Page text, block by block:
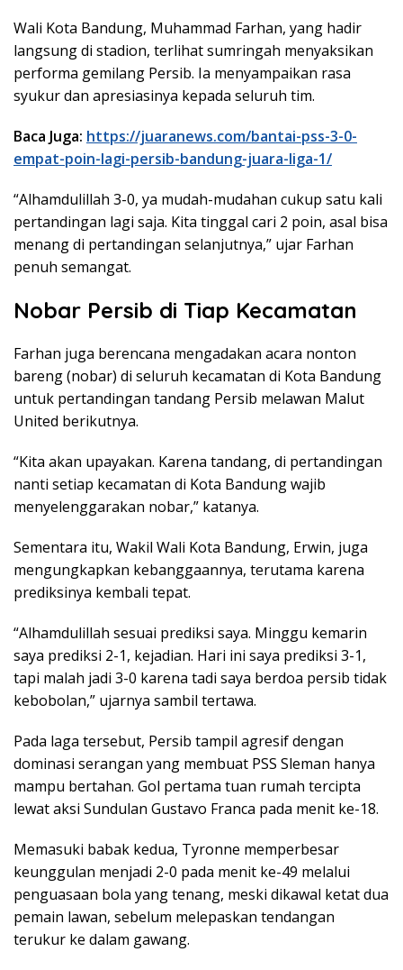
Wali Kota Bandung, Muhammad Farhan, yang hadir
langsung di stadion, terlihat sumringah menyaksikan
performa gemilang Persib. Ia menyampaikan rasa
syukur dan apresiasinya kepada seluruh tim.
Baca Juga: https://juaranews.com/bantai-pss-3-0-
empat-poin-lagi-persib-bandung-juara-liga-1/
“Alhamdulillah 3-0, ya mudah-mudahan cukup satu kali
pertandingan lagi saja. Kita tinggal cari 2 poin, asal bisa
menang di pertandingan selanjutnya,” ujar Farhan
penuh semangat.
Nobar Persib di Tiap Kecamatan
Farhan juga berencana mengadakan acara nonton
bareng (nobar) di seluruh kecamatan di Kota Bandung
untuk pertandingan tandang Persib melawan Malut
United berikutnya.
“Kita akan upayakan. Karena tandang, di pertandingan
nanti setiap kecamatan di Kota Bandung wajib
menyelenggarakan nobar,” katanya.
Sementara itu, Wakil Wali Kota Bandung, Erwin, juga
mengungkapkan kebanggaannya, terutama karena
prediksinya kembali tepat.
“Alhamdulillah sesuai prediksi saya. Minggu kemarin
saya prediksi 2-1, kejadian. Hari ini saya prediksi 3-1,
tapi malah jadi 3-0 karena tadi saya berdoa persib tidak
kebobolan,” ujarnya sambil tertawa.
Pada laga tersebut, Persib tampil agresif dengan
dominasi serangan yang membuat PSS Sleman hanya
mampu bertahan. Gol pertama tuan rumah tercipta
lewat aksi Sundulan Gustavo Franca pada menit ke-18.
Memasuki babak kedua, Tyronne memperbesar
keunggulan menjadi 2-0 pada menit ke-49 melalui
penguasaan bola yang tenang, meski dikawal ketat dua
pemain lawan, sebelum melepaskan tendangan
terukur ke dalam gawang.